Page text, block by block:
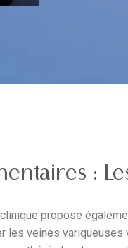
:
propose
les veines